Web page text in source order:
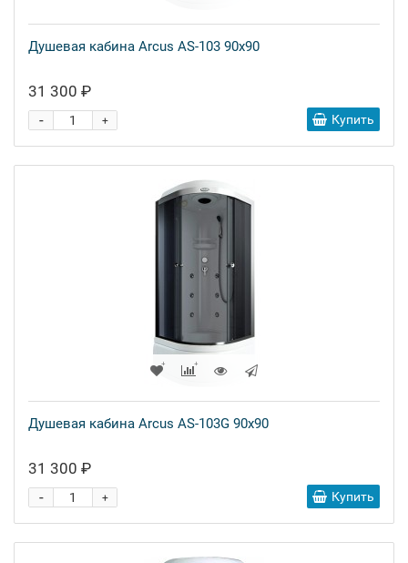
Душевая кабина Arcus AS-103 90x90
31 300 ₽
+
- Купить
Душевая кабина Arcus AS-103G 90x90
31 300 ₽
+
- Купить